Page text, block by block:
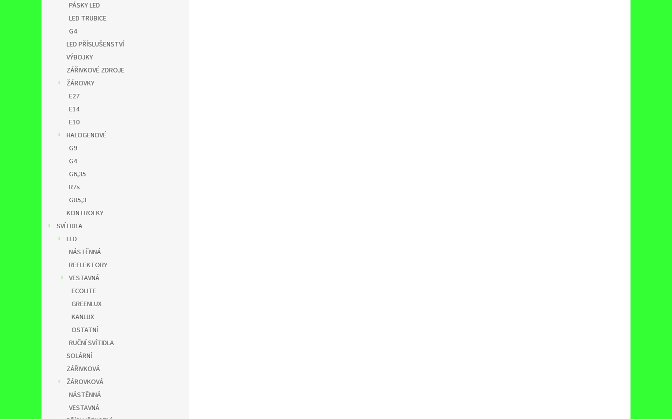
PÁSKY LED
LED TRUBICE
G4
LED PŘÍSLUŠENSTVÍ
VÝBOJKY
ZÁŘIVKOVÉ ZDROJE
ŽÁROVKY
E27
E14
E10
HALOGENOVÉ
G9
G4
G6,35
R7s
GU5,3
KONTROLKY
SVÍTIDLA
LED
NÁSTĚNNÁ
REFLEKTORY
VESTAVNÁ
ECOLITE
GREENLUX
KANLUX
OSTATNÍ
RUČNÍ SVÍTIDLA
SOLÁRNÍ
ZÁŘIVKOVÁ
ŽÁROVKOVÁ
NÁSTĚNNÁ
VESTAVNÁ